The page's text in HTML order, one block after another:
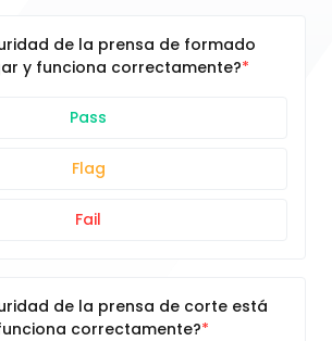
de la prensa de formado
y funciona correctamente?
Pass
Flag
Fail
de la prensa de corte está
correctamente?